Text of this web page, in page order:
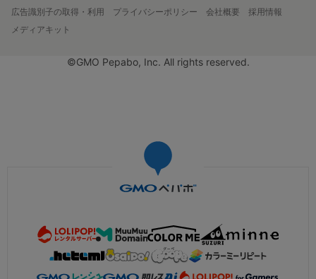
広告識別子の取得・利用
プライバシーポリシー 会社概要
採用情報
メディアキット
©GMO Pepabo, Inc. All rights reserved.